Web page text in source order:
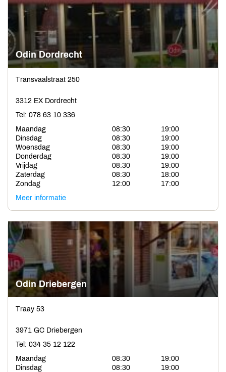
Odin Dordrecht
Transvaalstraat 250
3312 EX Dordrecht
Tel: 078 63 10 336
Maandag
08:30
19:00
Dinsdag
08:30
19:00
Woensdag
08:30
19:00
Donderdag
08:30
19:00
Vrijdag
08:30
19:00
Zaterdag
08:30
18:00
Zondag
12:00
17:00
Meer informatie
Odin Driebergen
Traay 53
3971 GC Driebergen
Tel: 034 35 12 122
Maandag
08:30
19:00
Dinsdag
08:30 19:00